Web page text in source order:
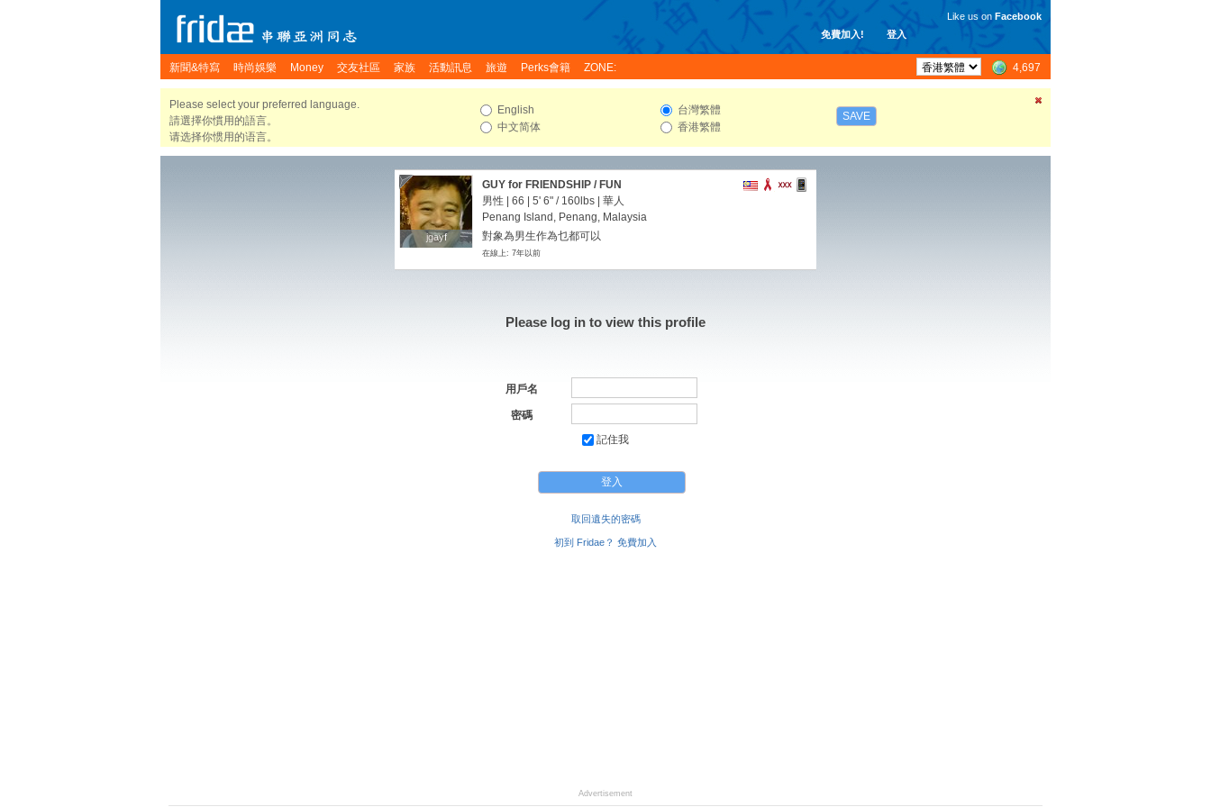
免費加入! 登入
Like us on Facebook
新聞&特寫 時尚娛樂 Money 交友社區 家族 活動訊息 旅遊 Perks會籍 ZONE: 4,697
Please select your preferred language.
請選擇你慣用的語言。
请选择你惯用的语言。
English
中文简体
台灣繁體
香港繁體
SAVE
jgayf
jgayf
GUY for FRIENDSHIP / FUN
男性 | 66 | 5' 6" / 160lbs | 華人
Penang Island, Penang, Malaysia
對象為男生作為乜都可以
在線上: 7年以前
Please log in to view this profile
用戶名
密碼
記住我
取回遺失的密碼
初到 Fridae？ 免費加入
Advertisement